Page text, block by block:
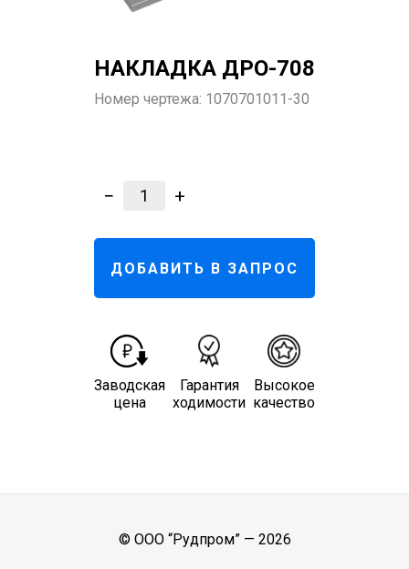
НАКЛАДКА ДРО-708
Номер чертежа: 1070701011-30
− 1 +
ДОБАВИТЬ В ЗАПРОС
Заводская
цена
Гарантия
ходимости
Высокое
качество
© ООО “Рудпром” — 2026